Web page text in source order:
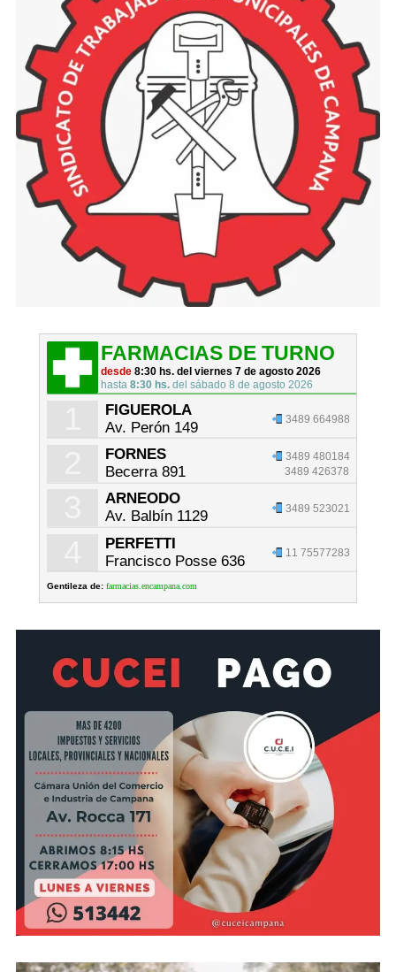
FARMACIAS DE TURNO
desde8:30 hs. del viernes 7 de agosto 2026
hasta8:30 hs. del sábado 8 de agosto 2026
FIGUEROLA
Av. Perón 149
3489 664988
FORNES
Becerra 891
3489 480184
3489 426378
ARNEODO
Av. Balbín 1129
3489 523021
PERFETTI
Francisco Posse 636
11 75577283
Gentileza de: farmacias.encampana.com